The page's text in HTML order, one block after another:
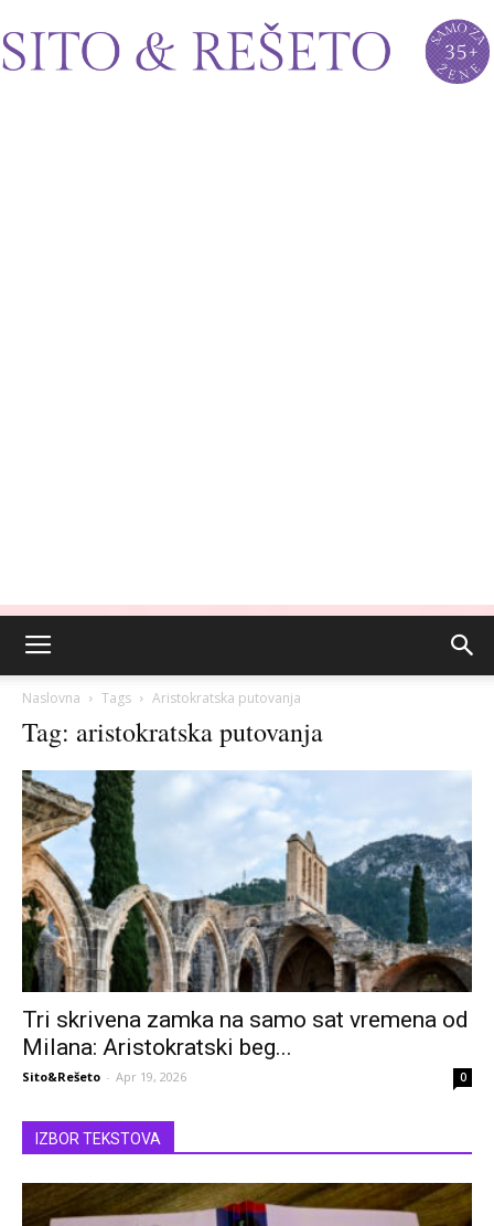
Naslovna Tags Aristokratska putovanja
Tag: aristokratska putovanja
Tri skrivena zamka na samo sat vremena od
Milana: Aristokratski beg...
Sito&Rešeto - Apr 19, 2026 0
IZBOR TEKSTOVA